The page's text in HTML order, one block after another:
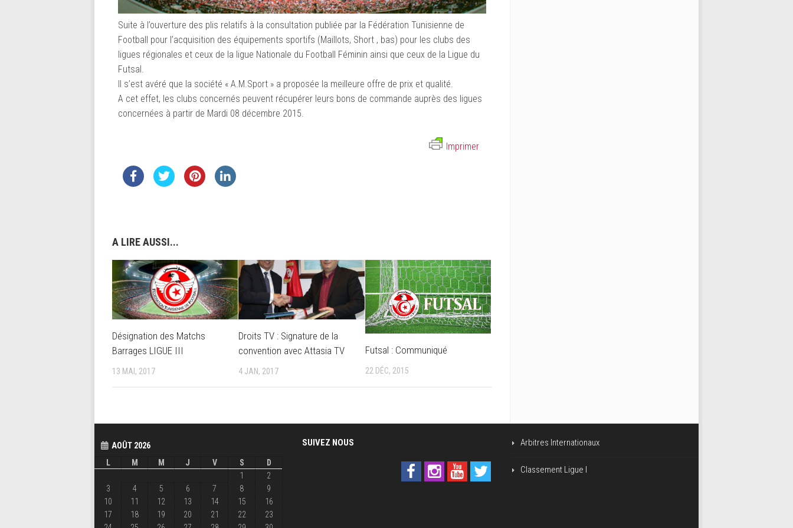
Suite à l’ouverture des plis relatifs à la consultation publiée par la Fédération Tunisienne de
Football pour l’acquisition des équipements sportifs (Maillots, Short , bas) pour les clubs des
ligues régionales et ceux de la ligue Nationale du Football Féminin ainsi que ceux de la Ligue du
Futsal.
Il s’est avéré que la société « A.M.Sport » a proposée la meilleure offre de prix et qualité.
A cet effet, les clubs concernés peuvent récupérer leurs bons de commande auprès des ligues
concernées à partir de Mardi 08 décembre 2015.
Imprimer
A LIRE AUSSI...
Désignation des Matchs
Barrages LIGUE III
13 MAI, 2017
Droits TV : Signature de la
convention avec Attasia TV
4 JAN, 2017
Futsal : Communiqué
22 DÉC, 2015
AOÛT 2026
L
M M J V S
D
1
2
3
4 5 6 7 8
9
10
11 12 13 14 15
16
17
18 19 20 21 22
23
SUIVEZ NOUS Arbitres Internationaux
Classement Ligue I